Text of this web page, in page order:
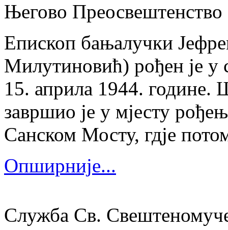
Његово
Епископ бањалучки
Милутиновић) рођен је у
15. априла 1944. године.
завршио је у мјесту
Санском Мосту, гдје
Опширније...
Служба Св.